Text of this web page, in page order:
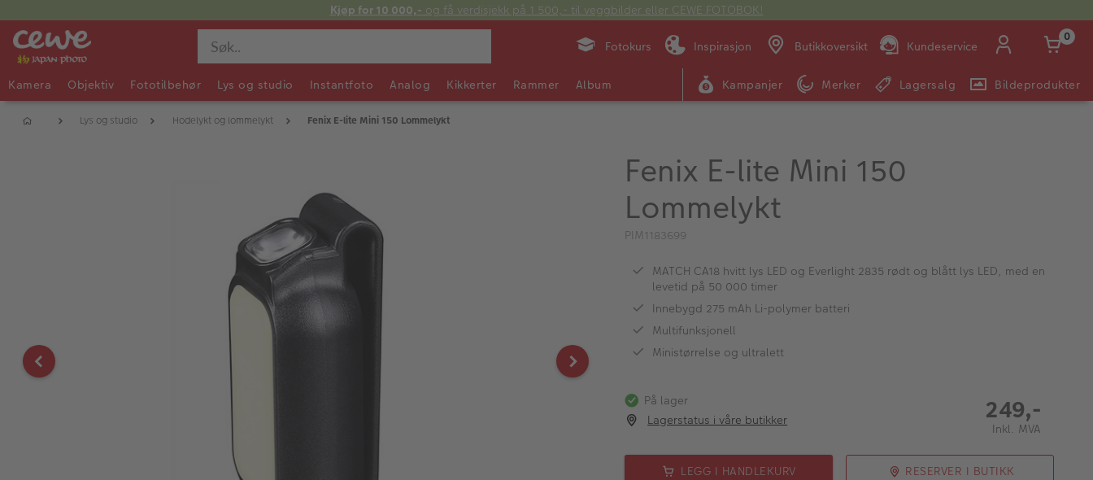
Kjøp for 10 000,- og få verdisjekk på 1 500,- til veggbilder eller CEWE FOTOBOK!
Fotokurs Inspirasjon Butikkoversikt Kundeservice
Man -
09:00 -
14:00 -
0
Kamera Objektiv Fototilbehør Lys og studio Instantfoto Analog Kikkerter Rammer Album Kampanjer Merker Lagersalg Bildeprodukter
Lys og studio Hodelykt og lommelykt Fenix E-lite Mini 150 Lommelykt
Fenix E-lite Mini 150
Lommelykt
PIM1183699
MATCH CA18 hvitt lys LED og Everlight 2835 rødt og blått lys LED, med en
levetid på 50 000 timer
Innebygd 275 mAh Li-polymer batteri
Multifunksjonell
Ministørrelse og ultralett
På lager
Lagerstatus i våre butikker
249,-
Inkl. MVA
LEGG I HANDLEKURV RESERVER I BUTIKK